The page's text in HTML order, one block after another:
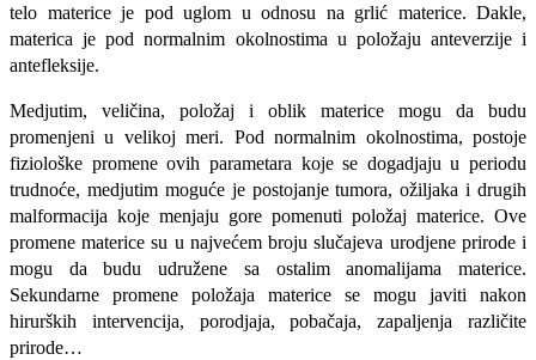
telo materice je pod uglom u odnosu na grlić materice. Dakle,
materica je pod normalnim okolnostima u položaju anteverzije i
antefleksije.
Medjutim, veličina, položaj i oblik materice mogu da budu
promenjeni u velikoj meri. Pod normalnim okolnostima, postoje
fiziološke promene ovih parametara koje se dogadjaju u periodu
trudnoće, medjutim moguće je postojanje tumora, ožiljaka i drugih
malformacija koje menjaju gore pomenuti položaj materice. Ove
promene materice su u najvećem broju slučajeva urodjene prirode i
mogu da budu udružene sa ostalim anomalijama materice.
Sekundarne promene položaja materice se mogu javiti nakon
hirurških intervencija, porodjaja, pobačaja, zapaljenja različite
prirode…